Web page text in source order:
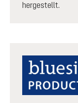
hergestellt.